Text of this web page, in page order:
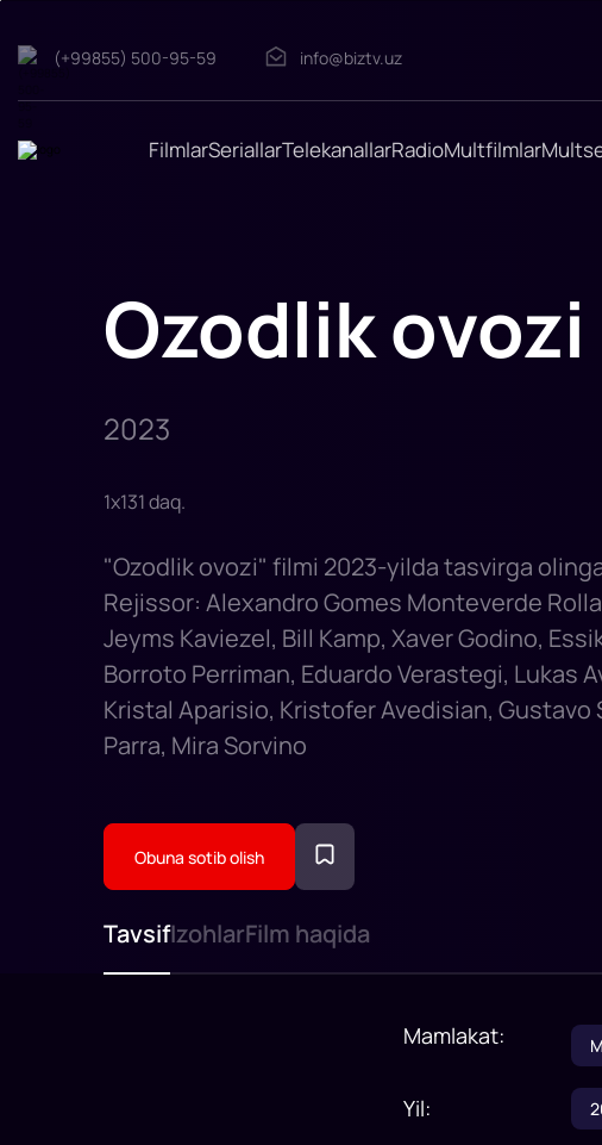
Ozodlik
filmi
2023-
(+99855) 500-95-59 info@biztv.uz
FilmlarSeriallarTelekanallarRadioMultfilmlar
Ozodlik ovozi
2023
1x131daq.
"Ozodlik ovozi" filmi 2023-yilda tasvirga
Rejissor: Alexandro Gomes Monteverde
Jeyms Kaviezel, Bill Kamp, Xaver Godino,
Borroto Perriman, Eduardo Verastegi, Lukas
Kristal Aparisio, Kristofer Avedisian, Gustavo
Parra, Mira Sorvino
Obuna sotib olish
TavsifIzohlarFilm haqida
Mamlakat:
Yil: